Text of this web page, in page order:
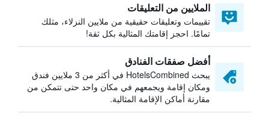
الملايين من التعليقات
تقييمات وتعليقات حقيقية من ملايين النزلاء، مثلك
تمامًا. احجز إقامتك المثالية بكل ثقة!
أفضل صفقات الفنادق
يبحث HotelsCombined في أكثر من 3 ملايين فندق
ومكان إقامة ويجمعهم في مكان واحد حتى تتمكن من
مقارنة أماكن الإقامة المثالية.